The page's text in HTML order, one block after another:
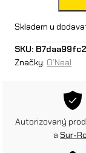
N
e
a
Skladem u
SKU:
Značky: O’Neal
Autorizovaný
a Sur-